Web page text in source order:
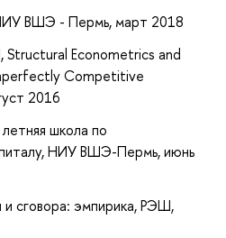
ВШЭ - Пермь, март 2018
Structural Econometrics and
Competitive
2016
школа по
НИУ ВШЭ-Пермь, июнь
и сговора: эмпирика, РЭШ,